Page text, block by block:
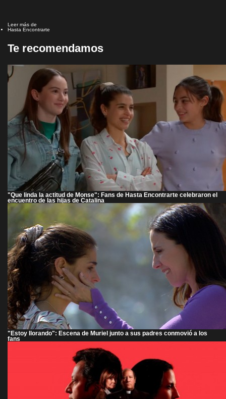
Leer más de
Hasta Encontrarte
Te recomendamos
"Que linda la actitud de Monse": Fans de Hasta Encontrarte celebraron el
encuentro de las hijas de Catalina
"Estoy llorando": Escena de Muriel junto a sus padres conmovió a los
fans